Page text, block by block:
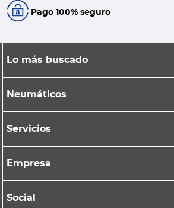
Pago 100% seguro
Lo más buscado
Neumáticos
Servicios
Empresa
Social